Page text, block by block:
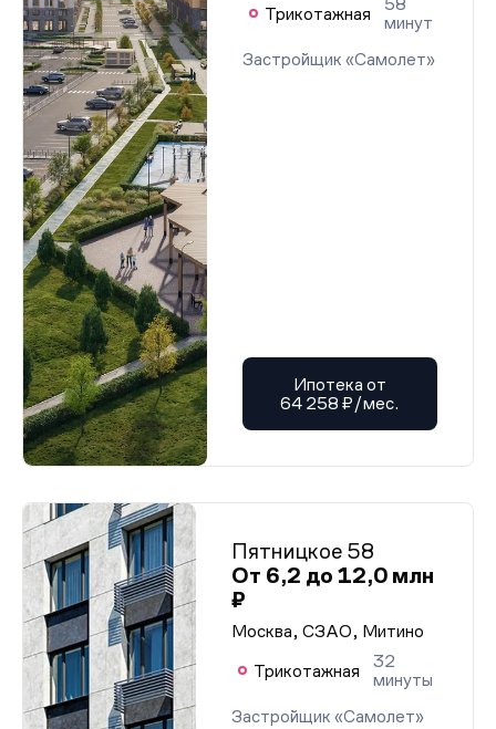
Трикотажная
58
минут
Застройщик «Самолет»
Ипотека от
64 258 ₽/мес.
Пятницкое 58
От 6,2 до 12,0 млн
₽
Москва, СЗАО, Митино
Трикотажная
32
минуты
Застройщик «Самолет»